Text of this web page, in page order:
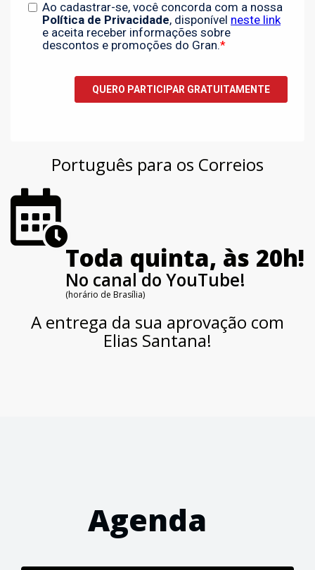
Português para os Correios
Toda quinta, às 20h!
No canal do YouTube!
(horário de Brasília)
A entrega da sua aprovação com
Elias Santana!
Agenda